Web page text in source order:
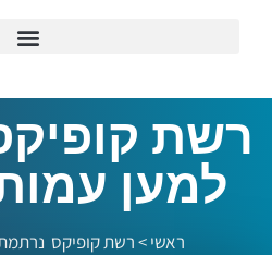
רשת
למען
ראשי>רשת קופיקס